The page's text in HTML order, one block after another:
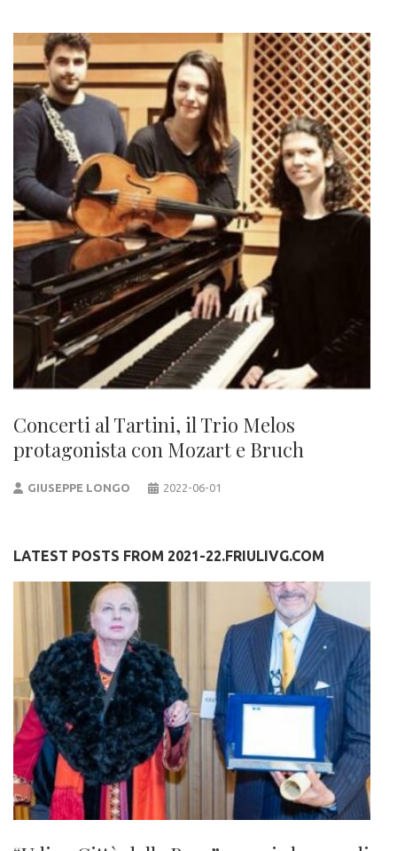
Concerti al Tartini, il Trio Melos
protagonista con Mozart e Bruch
GIUSEPPE LONGO 2022-06-01
LATEST POSTS FROM 2021-22.FRIULIVG.COM